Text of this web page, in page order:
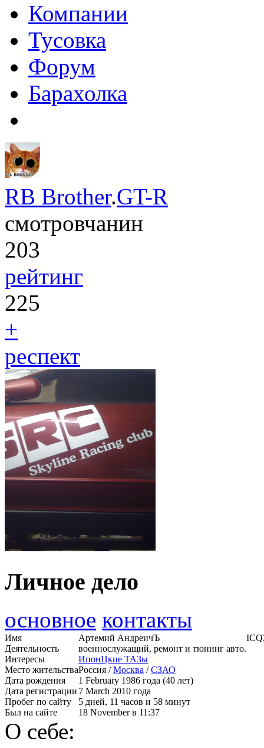
Компании
Тусовка
Форум
Барахолка
RB Brother.GT-R
смотровчанин
203
рейтинг
225
+
респект
Личное дело
основное контакты
Имя
Артемий АндреичЪ
Деятельность
военнослужащий, ремонт и тюнинг авто.
Интересы
ИпонЦкие ТАЗы
Место жительстваРоссия /Москва /СЗАО
Дата рождения
1 February 1986 года (40 лет)
Дата регистрации 7 March 2010 года
Пробег по сайту
5 дней, 11 часов и 58 минут
Был на сайте
18 November в 11:37
ICQ
О себе: